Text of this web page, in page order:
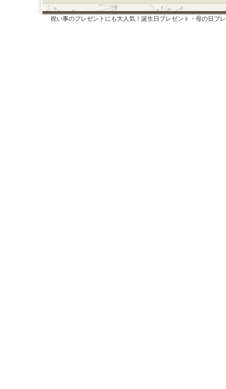
祝い事のプレゼントにも大人気！誕生日プレゼント・母の日プ